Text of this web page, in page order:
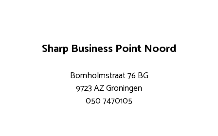
Sharp Business Point Noord
Bornholmstraat 76 BG
9723 AZ Groningen
050 7470105